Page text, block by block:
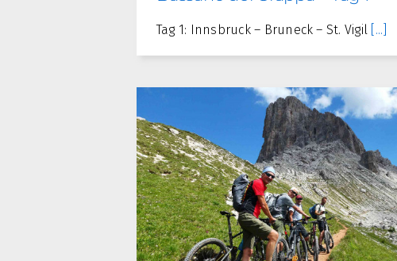
Tag 1: Innsbruck – Bruneck – St. Vigil [...]